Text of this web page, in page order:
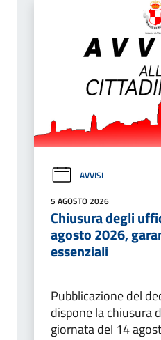
AVVISI
5 AGOSTO 2026
Chiusura degli
agosto 2026,
essenziali
Pubblicazione del
dispone la chiusura
giornata del 14